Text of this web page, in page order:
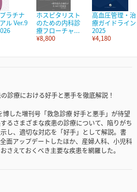
ラチナ
ル Ver.9
ホスピタリスト
のための内科診
療フローチャ...
¥8,800
高血圧管理・治
療ガイドライン
2025
¥4,180
診療における好手と悪手を徹底解説！
した増刊号「救急診療 好手と悪手」が待望
るさまざまな疾患の診療について、陥りがち
し、適切な対応を「好手」として解説。書
面アップデートしたほか、産婦人科、小児科
さえておくべき主要な疾患を網羅した。